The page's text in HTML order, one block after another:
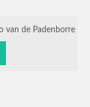
van de Padenborre